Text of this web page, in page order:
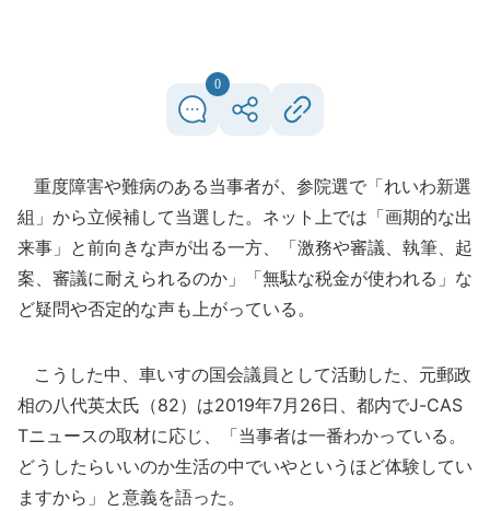
0
重度障害や難病のある当事者が、参院選で「れいわ新選
組」から立候補して当選した。ネット上では「画期的な出
来事」と前向きな声が出る一方、「激務や審議、執筆、起
案、審議に耐えられるのか」「無駄な税金が使われる」な
ど疑問や否定的な声も上がっている。
こうした中、車いすの国会議員として活動した、元郵政
相の八代英太氏（82）は2019年7月26日、都内でJ-CAS
Tニュースの取材に応じ、「当事者は一番わかっている。
どうしたらいいのか生活の中でいやというほど体験してい
ますから」と意義を語った。